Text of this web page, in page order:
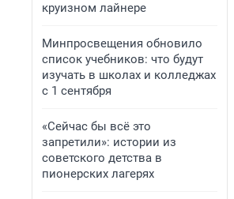
круизном лайнере
Минпросвещения обновило
список учебников: что будут
изучать в школах и колледжах
с 1 сентября
«Сейчас бы всё это
запретили»: истории из
советского детства в
пионерских лагерях